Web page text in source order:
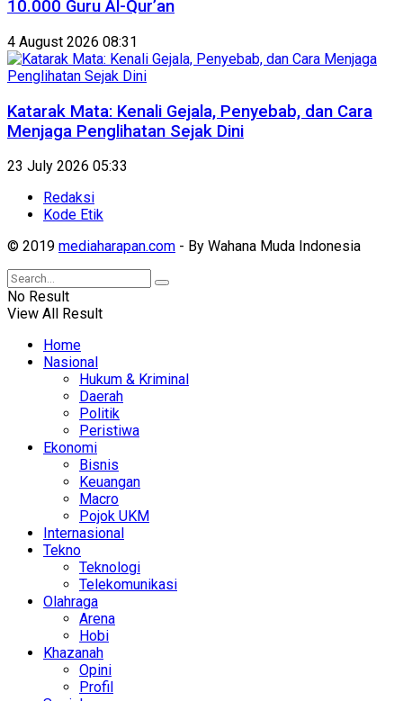
10.000 Guru Al-Qur’an
4 August 2026 08:31
Katarak Mata: Kenali Gejala, Penyebab, dan Cara
Menjaga Penglihatan Sejak Dini
23 July 2026 05:33
Redaksi
Kode Etik
© 2019 mediaharapan.com - By Wahana Muda Indonesia
No Result
View All Result
Home
Nasional
Hukum & Kriminal
Daerah
Politik
Peristiwa
Ekonomi
Bisnis
Keuangan
Macro
Pojok UKM
Internasional
Tekno
Teknologi
Telekomunikasi
Olahraga
Arena
Hobi
Khazanah
Opini
Profil